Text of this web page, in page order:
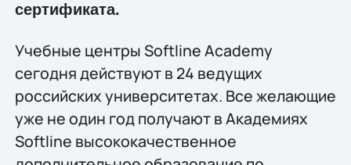
сертификата.
Учебные центры Softline Academy
сегодня действуют в 24 ведущих
российских университетах. Все желающие
уже не один год получают в Академиях
Softline высококачественное